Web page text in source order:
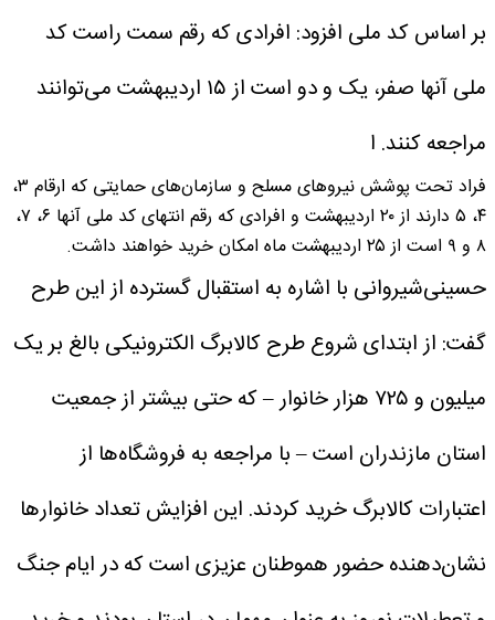
بر اساس کد ملی افزود: افرادی که رقم سمت راست کد
ملی آنها صفر، یک و دو است از ۱۵ اردیبهشت می‌توانند
مراجعه کنند. ا
فراد تحت پوشش نیرو‌های مسلح و سازمان‌های حمایتی که ارقام ۳،
۴، ۵ دارند از ۲۰ اردیبهشت و افرادی که رقم انتهای کد ملی آنها ۶، ۷،
۸ و ۹ است از ۲۵ اردیبهشت ماه امکان خرید خواهند داشت.
حسینی‌شیروانی با اشاره به استقبال گسترده از این طرح
گفت: از ابتدای شروع طرح کالابرگ الکترونیکی بالغ بر یک
میلیون و ۷۲۵ هزار خانوار – که حتی بیشتر از جمعیت
استان مازندران است – با مراجعه به فروشگاه‌ها از
اعتبارات کالابرگ خرید کردند. این افزایش تعداد خانوار‌ها
نشان‌دهنده حضور هموطنان عزیزی است که در ایام جنگ